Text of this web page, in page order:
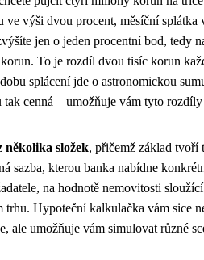
ve výši dvou procent, měsíční
jen o jeden procentní bod, tedy
korun. To je rozdíl dvou tisíc korun
splácení jde o astronomickou
cenná – umožňuje vám tyto
několika složek, přičemž základ tvoří
sazba, kterou banka nabídne
na hodnotě nemovitosti
Hypoteční kalkulačka vám sice
ale umožňuje vám simulovat různé